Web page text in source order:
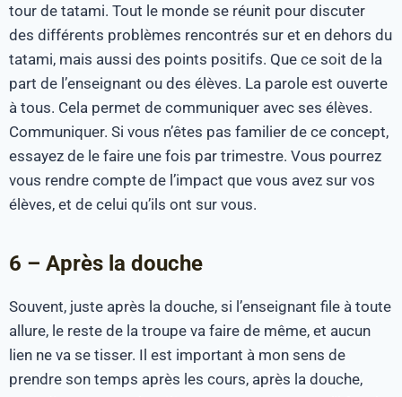
tour de tatami. Tout le monde se réunit pour discuter
des différents problèmes rencontrés sur et en dehors du
tatami, mais aussi des points positifs. Que ce soit de la
part de l’enseignant ou des élèves. La parole est ouverte
à tous. Cela permet de communiquer avec ses élèves.
Communiquer. Si vous n’êtes pas familier de ce concept,
essayez de le faire une fois par trimestre. Vous pourrez
vous rendre compte de l’impact que vous avez sur vos
élèves, et de celui qu’ils ont sur vous.
6 – Après la douche
Souvent, juste après la douche, si l’enseignant file à toute
allure, le reste de la troupe va faire de même, et aucun
lien ne va se tisser. Il est important à mon sens de
prendre son temps après les cours, après la douche,